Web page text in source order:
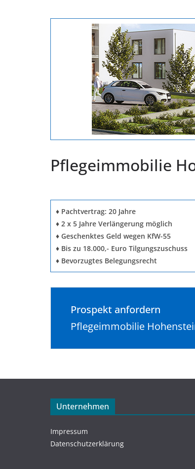
Pflegeimmobilie
♦ Pachtvertrag: 20 Jahre
♦ 2 x 5 Jahre Verlängerung möglich
♦ Geschenktes Geld wegen KfW-55
♦ Bis zu 18.000,- Euro Tilgungszuschuss
♦ Bevorzugtes Belegungsrecht
Prospekt anfordern
Pflegeimmobilie
Unternehmen
Impressum
Datenschutzerklärung